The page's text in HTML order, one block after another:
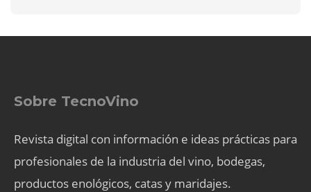
Sobre TecnoVino
Revista digital con información e ideas prácticas para
profesionales de la industria del vino, bodegas,
productos enológicos, catas y maridajes.